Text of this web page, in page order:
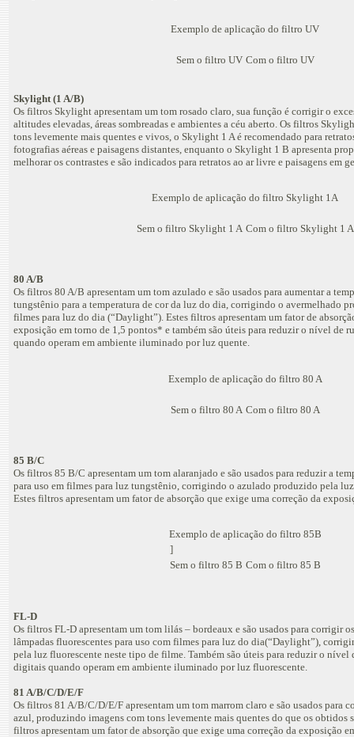
Exemplo de aplicação do filtro UV
Sem o filtro UV Com o filtro UV
Skylight (1 A/B)
Os filtros Skylight apresentam um tom rosado claro, sua função é corrigir o
altitudes elevadas, áreas sombreadas e ambientes a céu aberto. Os filtros
tons levemente mais quentes e vivos, o Skylight 1 A é recomendado para
fotografias aéreas e paisagens distantes, enquanto o Skylight 1 B apresenta
melhorar os contrastes e são indicados para retratos ao ar livre e paisagens em
Exemplo de aplicação do filtro Skylight 1A
Sem o filtro Skylight 1 A Com o filtro Skylight 1 A
80 A/B
Os filtros 80 A/B apresentam um tom azulado e são usados para aumentar a
tungstênio para a temperatura de cor da luz do dia, corrigindo o avermelhado
filmes para luz do dia (“Daylight”). Estes filtros apresentam um fator de
exposição em torno de 1,5 pontos* e também são úteis para reduzir o nível de
quando operam em ambiente iluminado por luz quente.
Exemplo de aplicação do filtro 80 A
Sem o filtro 80 A Com o filtro 80 A
85 B/C
Os filtros 85 B/C apresentam um tom alaranjado e são usados para reduzir a
para uso em filmes para luz tungstênio, corrigindo o azulado produzido pela
Estes filtros apresentam um fator de absorção que exige uma correção da
Exemplo de aplicação do filtro 85B
]
Sem o filtro 85 B Com o filtro 85 B
FL-D
Os filtros FL-D apresentam um tom lilás – bordeaux e são usados para corrigir
lâmpadas fluorescentes para uso com filmes para luz do dia(“Daylight”),
pela luz fluorescente neste tipo de filme. Também são úteis para reduzir o nível
digitais quando operam em ambiente iluminado por luz fluorescente.
81 A/B/C/D/E/F
Os filtros 81 A/B/C/D/E/F apresentam um tom marrom claro e são usados para
azul, produzindo imagens com tons levemente mais quentes do que os obtidos
filtros apresentam um fator de absorção que exige uma correção da exposição